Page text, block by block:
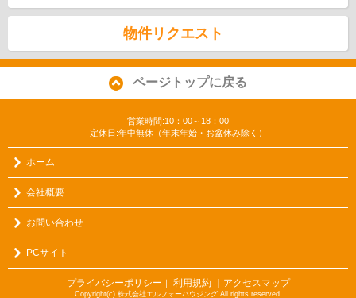
物件リクエスト
ページトップに戻る
営業時間:10：00～18：00
定休日:年中無休（年末年始・お盆休み除く）
ホーム
会社概要
お問い合わせ
PCサイト
プライバシーポリシー ｜ 利用規約 ｜アクセスマップ
Copyright(c) 株式会社エルフォーハウジング All rights reserved.